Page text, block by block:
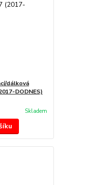
dálková
DODNES)
Skladem